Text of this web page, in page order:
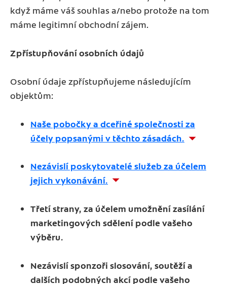
když máme váš souhlas a/nebo protože na tom
máme legitimní obchodní zájem.
Zpřístupňování osobních údajů
Osobní údaje zpřístupňujeme následujícím
objektům:
Naše pobočky a dceřiné společnosti za
účely popsanými v těchto zásadách.
Nezávislí poskytovatelé služeb za účelem
jejich vykonávání.
Třetí strany, za účelem umožnění zasílání
marketingových sdělení podle vašeho
výběru.
Nezávislí sponzoři slosování, soutěží a
dalších podobných akcí podle vašeho